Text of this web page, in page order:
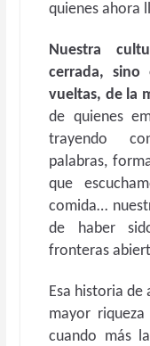
quienes ahora
Nuestra
cerrada,
vueltas, de la
de quienes
trayendo
palabras,
que
comida…
de haber
fronteras
Esa historia de
mayor
cuando más